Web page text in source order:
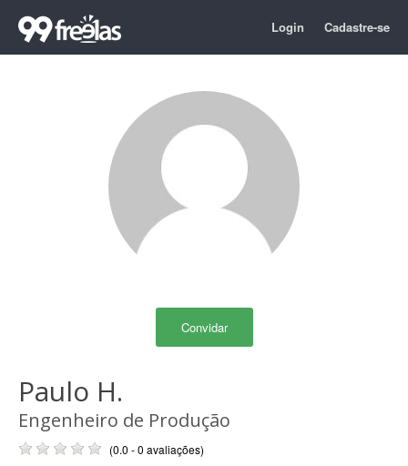
Login Cadastre-se
Convidar
Paulo H.
Engenheiro de Produção
(0.0 - 0 avaliações)